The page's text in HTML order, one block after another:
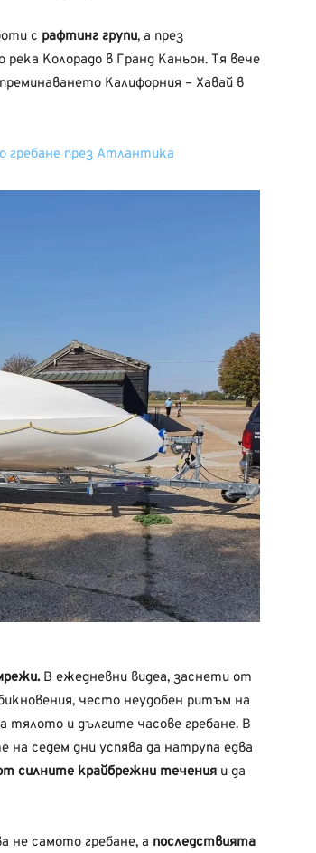
с рафтинг групи, а през
река Колорадо в Гранд Каньон. Тя вече
Калифорния – Хавай в
гребане през Атлантика
В ежедневни видеа, заснети от
често неудобен ритъм на
и дългите часове гребане. В
седем дни успява да натрупа едва
силните крайбрежни течения и да
не самото гребане, а последствията